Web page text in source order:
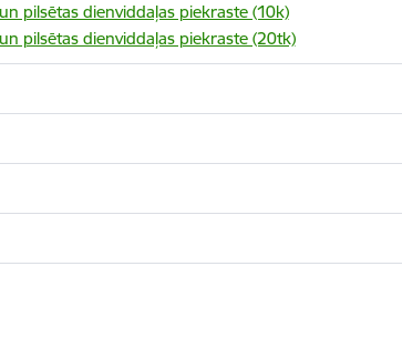
pilsētas dienviddaļas piekraste (10k)
pilsētas dienviddaļas piekraste (20tk)